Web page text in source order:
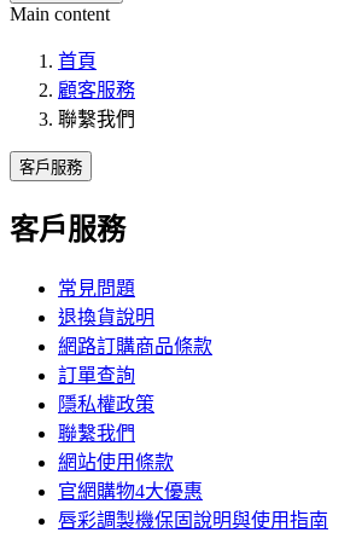
Main content
首頁
顧客服務
聯繫我們
客戶服務
客戶服務
常見問題
退換貨說明
網路訂購商品條款
訂單查詢
隱私權政策
聯繫我們
網站使用條款
官網購物4大優惠
唇彩調製機保固說明與使用指南